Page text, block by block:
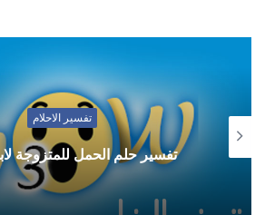
تفسير الاحلام
تفسير حلم الحمل للمتزوجة